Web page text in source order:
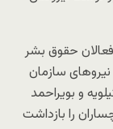
حقوق بشر
صبح دیروز سه‌شنبه ۹ بهمن‌ماه ۱۳۹۷، نیروهای سازمان
و بویراحمد
را بازداشت